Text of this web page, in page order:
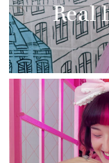
Real